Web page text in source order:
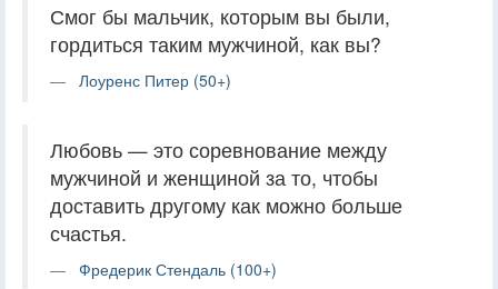
Смог бы мальчик, которым вы были,
гордиться таким мужчиной, как вы?
Лоуренс Питер (50+)
Любовь — это соревнование между
мужчиной и женщиной за то, чтобы
доставить другому как можно больше
счастья.
Фредерик Стендаль (100+)